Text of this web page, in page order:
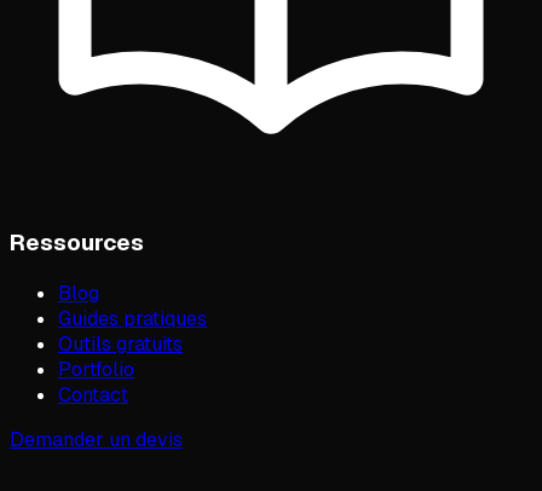
Ressources
Blog
Guides pratiques
Outils gratuits
Portfolio
Contact
Demander un devis